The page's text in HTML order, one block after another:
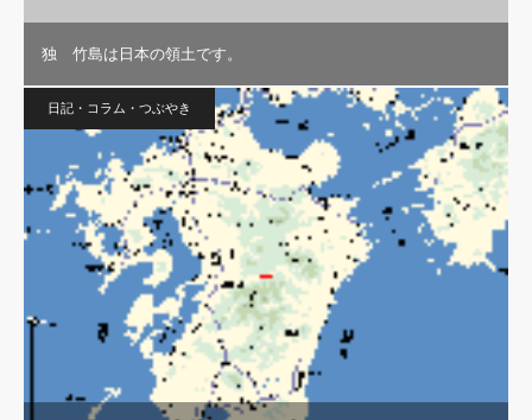
独 竹島は日本の領土です。
日記・コラム・つぶやき